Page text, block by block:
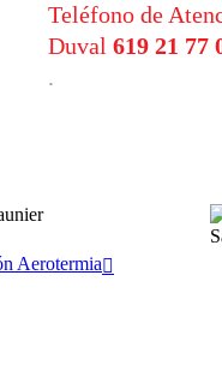
Teléfono de
Duval 619 21 77
.
Aerotermia